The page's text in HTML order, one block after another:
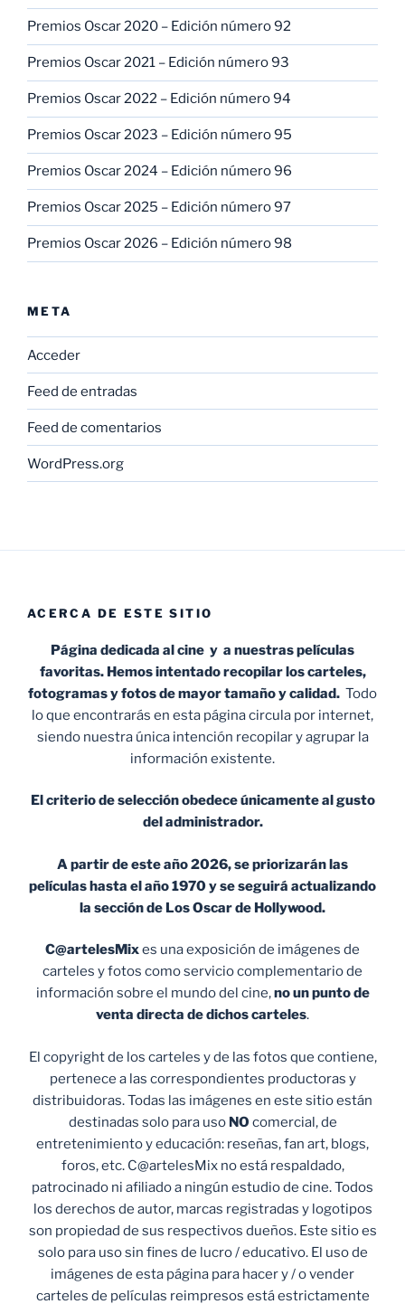
Premios Oscar 2020 – Edición número 92
Premios Oscar 2021 – Edición número 93
Premios Oscar 2022 – Edición número 94
Premios Oscar 2023 – Edición número 95
Premios Oscar 2024 – Edición número 96
Premios Oscar 2025 – Edición número 97
Premios Oscar 2026 – Edición número 98
META
Acceder
Feed de entradas
Feed de comentarios
WordPress.org
ACERCA DE ESTE SITIO
Página dedicada al cine y a nuestras películas
favoritas. Hemos intentado recopilar los carteles,
fotogramas y fotos de mayor tamaño y calidad. Todo
lo que encontrarás en esta página circula por internet,
siendo nuestra única intención recopilar y agrupar la
información existente.
El criterio de selección obedece únicamente al gusto
del administrador.
A partir de este año 2026, se priorizarán las
películas hasta el año 1970 y se seguirá actualizando
la sección de Los Oscar de Hollywood.
C@artelesMixes una exposición de imágenes de
carteles y fotos como servicio complementario de
información sobre el mundo del cine,no un punto de
venta directa de dichos carteles.
El copyright de los carteles y de las fotos que contiene,
pertenece a las correspondientes productoras y
distribuidoras. Todas las imágenes en este sitio están
destinadas solo para uso NO comercial, de
entretenimiento y educación: reseñas, fan art, blogs,
foros, etc. C@artelesMix no está respaldado,
patrocinado ni afiliado a ningún estudio de cine. Todos
los derechos de autor, marcas registradas y logotipos
son propiedad de sus respectivos dueños. Este sitio es
solo para uso sin fines de lucro / educativo. El uso de
imágenes de esta página para hacer y / o vender
carteles de películas reimpresos está estrictamente